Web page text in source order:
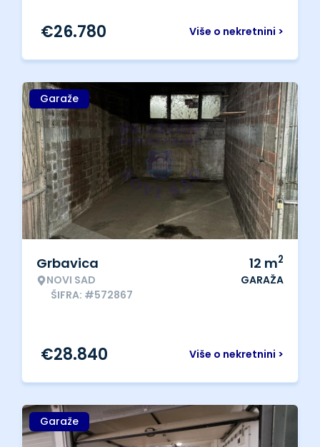
Više o nekretnini >
€26.780
Garaže
Grbavica
NOVI SAD
ŠIFRA: #572867
12 m2
GARAŽA
Više o nekretnini >
€28.840
Garaže